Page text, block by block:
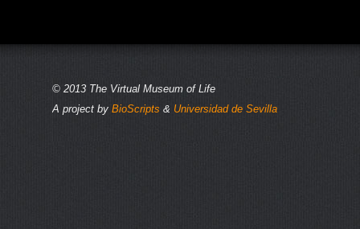
© 2013 The Virtual Museum of Life
A project by BioScripts & Universidad de Sevilla